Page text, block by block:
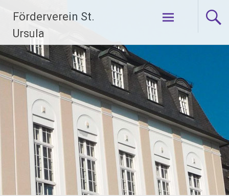
Förderverein St.
Ursula
Zum
Inhalt